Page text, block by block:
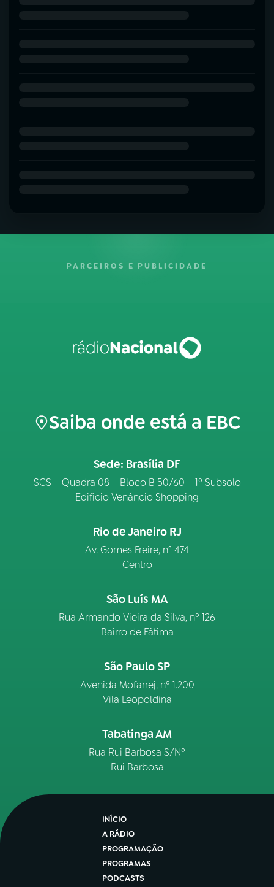
PARCEIROS E PUBLICIDADE
Saiba onde está a EBC
Sede: Brasília DF
SCS – Quadra 08 – Bloco B 50/60 – 1º Subsolo
Edifício Venâncio Shopping
Rio de Janeiro RJ
Av. Gomes Freire, n° 474
Centro
São Luís MA
Rua Armando Vieira da Silva, nº 126
Bairro de Fátima
São Paulo SP
Avenida Mofarrej, nº 1.200
Vila Leopoldina
Tabatinga AM
Rua Rui Barbosa S/Nº
Rui Barbosa
INÍCIO
A RÁDIO
PROGRAMAÇÃO
PROGRAMAS
PODCASTS